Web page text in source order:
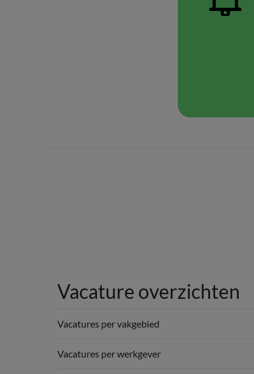
Vacature overzichten
Vacatures per vakgebied
Vacatures per werkgever